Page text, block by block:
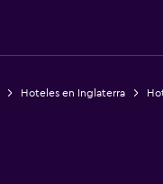
Hoteles en Inglaterra